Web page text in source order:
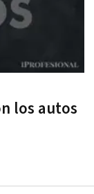
los autos